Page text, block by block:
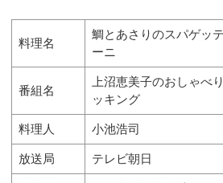
料理名
鯛とあさりのスパゲッ
ーニ
番組名
上沼恵美子のおしゃべ
ッキング
料理人 小池浩司
放送局 テレビ朝日